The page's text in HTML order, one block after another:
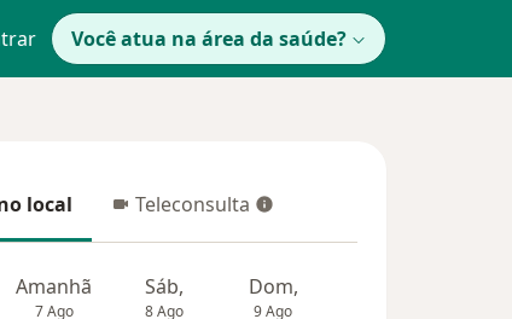
Você atua na área da saúde?
local
local Teleconsulta
Teleconsulta
Amanhã
7 Ago
Sáb,
8 Ago
Dom,
9 Ago